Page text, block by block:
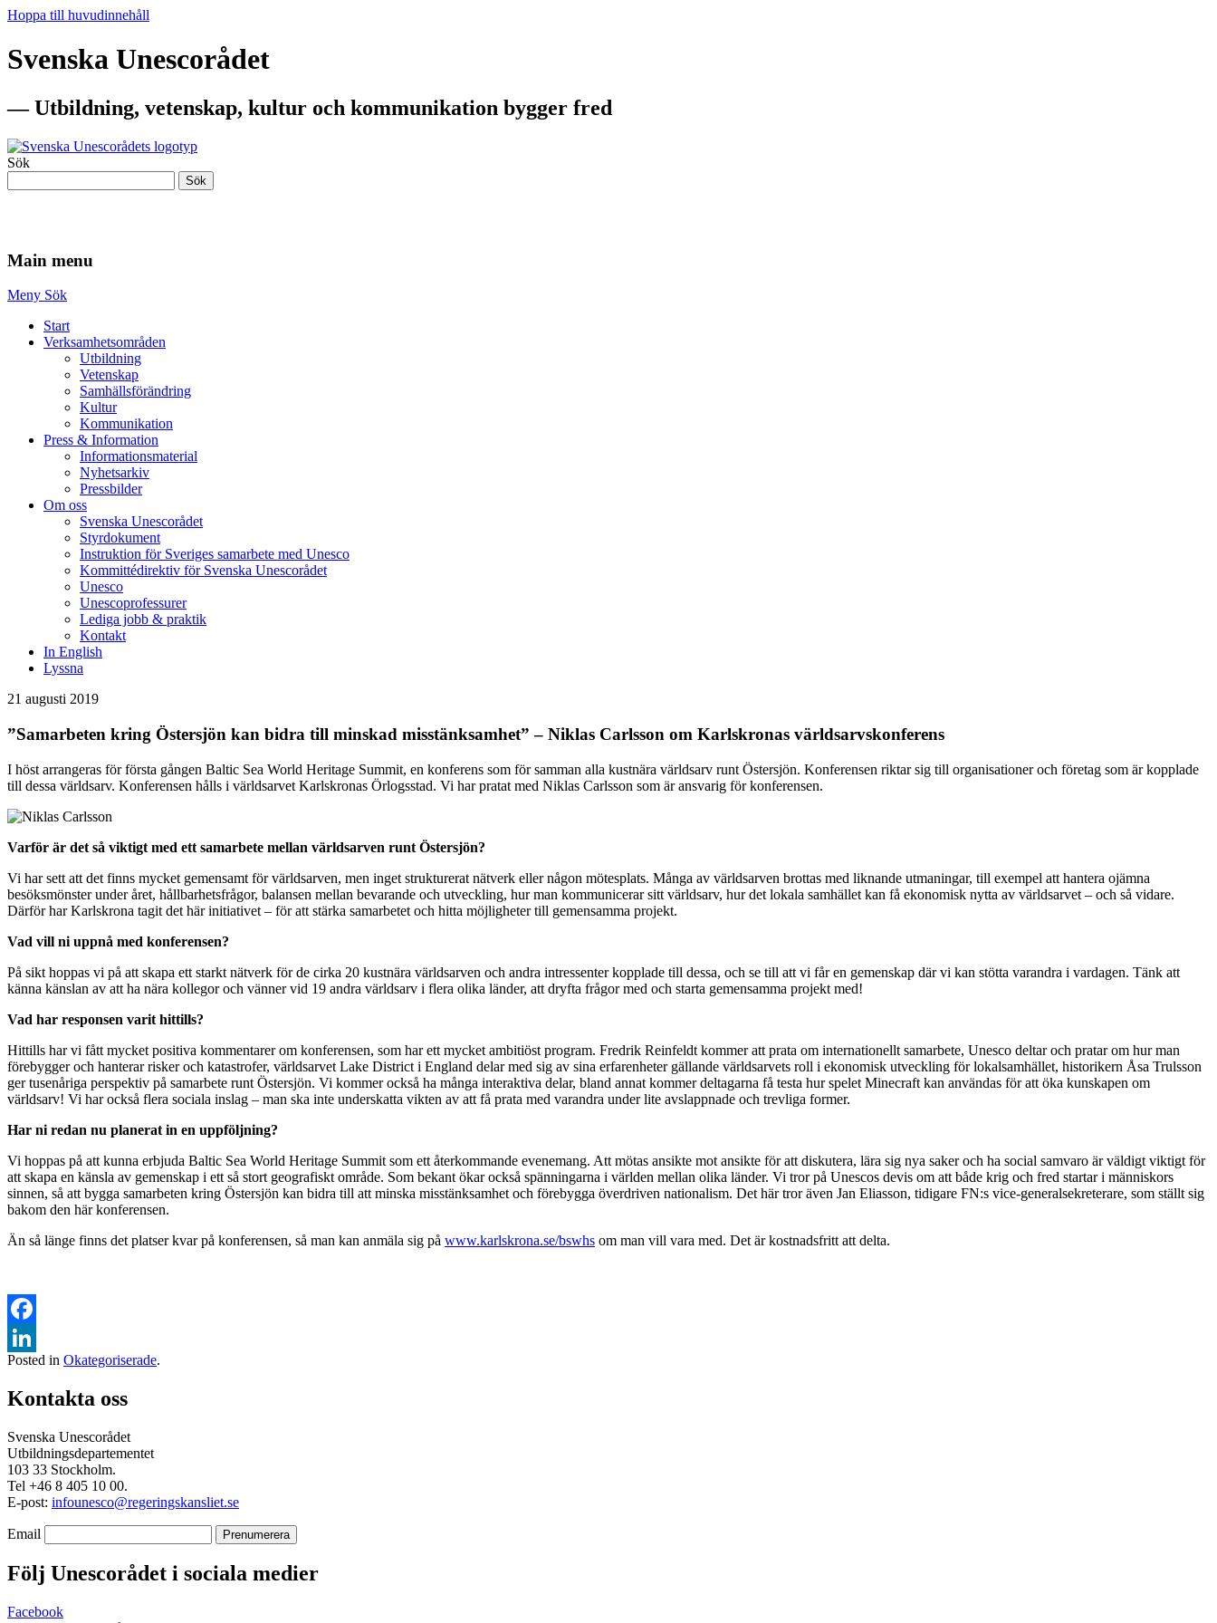
Hoppa till huvudinnehåll
Svenska Unescorådet
— Utbildning, vetenskap, kultur och kommunikation bygger fred
Sök
Sök
Main menu
Meny Sök
Start
Verksamhetsområden
Utbildning
Vetenskap
Samhällsförändring
Kultur
Kommunikation
Press & Information
Informationsmaterial
Nyhetsarkiv
Pressbilder
Om oss
Svenska Unescorådet
Styrdokument
Instruktion för Sveriges samarbete med Unesco
Kommittédirektiv för Svenska Unescorådet
Unesco
Unescoprofessurer
Lediga jobb & praktik
Kontakt
In English
Lyssna
21 augusti 2019
”Samarbeten kring Östersjön kan bidra till minskad misstänksamhet” – Niklas Carlsson om Karlskronas världsarvskonferens
I höst arrangeras för första gången Baltic Sea World Heritage Summit, en konferens som för samman alla kustnära världsarv runt Östersjön. Konferensen riktar sig till organisationer och företag som är kopplade
till dessa världsarv. Konferensen hålls i världsarvet Karlskronas Örlogsstad. Vi har pratat med Niklas Carlsson som är ansvarig för konferensen.
Varför är det så viktigt med ett samarbete mellan världsarven runt Östersjön?
Vi har sett att det finns mycket gemensamt för världsarven, men inget strukturerat nätverk eller någon mötesplats. Många av världsarven brottas med liknande utmaningar, till exempel att hantera ojämna
besöksmönster under året, hållbarhetsfrågor, balansen mellan bevarande och utveckling, hur man kommunicerar sitt världsarv, hur det lokala samhället kan få ekonomisk nytta av världsarvet – och så vidare.
Därför har Karlskrona tagit det här initiativet – för att stärka samarbetet och hitta möjligheter till gemensamma projekt.
Vad vill ni uppnå med konferensen?
På sikt hoppas vi på att skapa ett starkt nätverk för de cirka 20 kustnära världsarven och andra intressenter kopplade till dessa, och se till att vi får en gemenskap där vi kan stötta varandra i vardagen. Tänk att
känna känslan av att ha nära kollegor och vänner vid 19 andra världsarv i flera olika länder, att dryfta frågor med och starta gemensamma projekt med!
Vad har responsen varit hittills?
Hittills har vi fått mycket positiva kommentarer om konferensen, som har ett mycket ambitiöst program. Fredrik Reinfeldt kommer att prata om internationellt samarbete, Unesco deltar och pratar om hur man
förebygger och hanterar risker och katastrofer, världsarvet Lake District i England delar med sig av sina erfarenheter gällande världsarvets roll i ekonomisk utveckling för lokalsamhället, historikern Åsa Trulsson
ger tusenåriga perspektiv på samarbete runt Östersjön. Vi kommer också ha många interaktiva delar, bland annat kommer deltagarna få testa hur spelet Minecraft kan användas för att öka kunskapen om
världsarv! Vi har också flera sociala inslag – man ska inte underskatta vikten av att få prata med varandra under lite avslappnade och trevliga former.
Har ni redan nu planerat in en uppföljning?
Vi hoppas på att kunna erbjuda Baltic Sea World Heritage Summit som ett återkommande evenemang. Att mötas ansikte mot ansikte för att diskutera, lära sig nya saker och ha social samvaro är väldigt viktigt för
att skapa en känsla av gemenskap i ett så stort geografiskt område. Som bekant ökar också spänningarna i världen mellan olika länder. Vi tror på Unescos devis om att både krig och fred startar i människors
sinnen, så att bygga samarbeten kring Östersjön kan bidra till att minska misstänksamhet och förebygga överdriven nationalism. Det här tror även Jan Eliasson, tidigare FN:s vice-generalsekreterare, som ställt sig
bakom den här konferensen.
Än så länge finns det platser kvar på konferensen, så man kan anmäla sig på www.karlskrona.se/bswhs om man vill vara med. Det är kostnadsfritt att delta.
Facebook
LinkedIn
Posted in Okategoriserade.
Kontakta oss
Svenska Unescorådet
Utbildningsdepartementet
103 33 Stockholm.
Tel +46 8 405 10 00.
E-post: infounesco@regeringskansliet.se
Email
Följ Unescorådet i sociala medier
Facebook